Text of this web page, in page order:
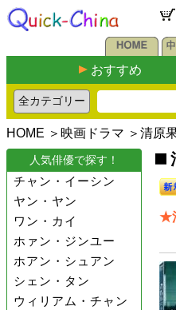
おすすめ
HOME ＞ 映画ドラマ ＞清原
人気俳優で探す！
チャン・イーシン
ヤン・ヤン
ワン・カイ
ホァン・ジンユー
ホアン・シュアン
シェン・タン
ウィリアム・チャン
★